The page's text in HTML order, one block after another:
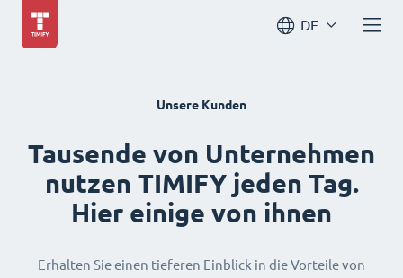
DE
Unsere Kunden
Tausende von Unternehmen
nutzen TIMIFY jeden Tag.
Hier einige von ihnen
Erhalten Sie einen tieferen Einblick in die Vorteile von